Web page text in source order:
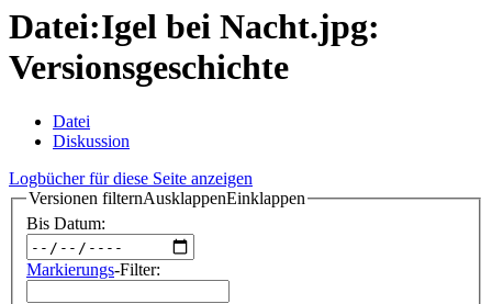
Datei:Igel bei Nacht.jpg:
Versionsgeschichte
Datei
Diskussion
Logbücher für diese Seite anzeigen
Versionen filternAusklappenEinklappen
Bis Datum:
Markierungs-Filter: